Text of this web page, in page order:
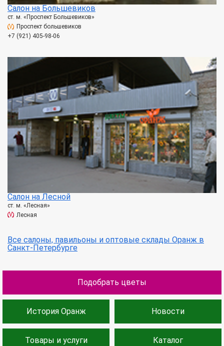
Салон на Большевиков
ст. м. «Проспект Большевиков»
Проспект большевиков
+7 (921) 405-98-06
Салон на Лесной
ст. м. «Лесная»
Лесная
Все салоны, павильоны и оптовые склады Оранж в
Санкт-Петербурге
Подобрать цветы
История Оранж Новости
Товары и услуги Каталог